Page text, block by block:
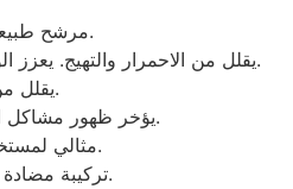
مرشح طبيعي مقاوم للضوء الأزرق.
يقلل من الاحمرار والتهيج. يعزز الوضوح البصري والتركيز.
يقلل من الحساسية تجاه الوهج.
يؤخر ظهور مشاكل الإبصار المرتبطة بالعمر.
مثالي لمستخدمي العدسات اللاصقة.
تركيبة مضادة للأكسدة واسعة النطاق.